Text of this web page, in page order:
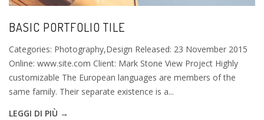
BASIC PORTFOLIO TILE
Categories: Photography,Design Released: 23 November 2015
Online: www.site.com Client: Mark Stone View Project Highly
customizable The European languages are members of the
same family. Their separate existence is a...
LEGGI DI PIÙ →